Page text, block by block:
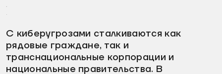
.
.
С киберугрозами сталкиваются как
рядовые граждане, так и
транснациональные корпорации и
национальные правительства. В